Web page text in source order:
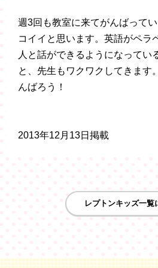
週3回も教室に来てがんばって
コイイと思います。英語がペラ
人と話ができるようになってい
と、先生もワクワクしてきます
んばろう！
2013年12月13日掲載
レプトンキッズ一覧